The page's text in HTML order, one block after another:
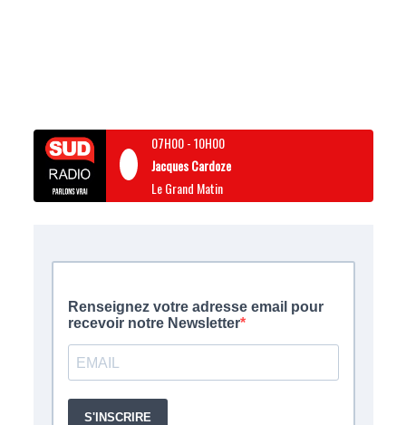
07H00-10H00
Jacques Cardoze
Le Grand Matin